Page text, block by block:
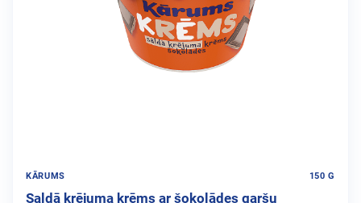
KĀRUMS 150 G
Saldā krējuma krēms ar šokolādes garšu